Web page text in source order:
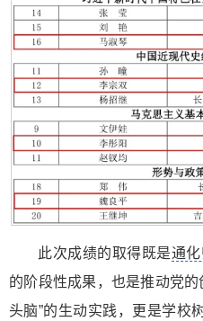
此次成绩的取得既是通
的阶段性成果，也是推动党
头脑”的生动实践，更是学校